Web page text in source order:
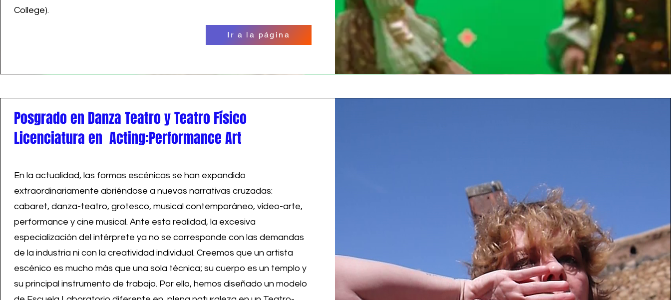
College).
Ir a la página
Posgrado en Danza Teatro y Teatro Físico
Licenciatura en Acting:Performance Art
En la actualidad, las formas escénicas se han expandido
extraordinariamente abriéndose a nuevas narrativas cruzadas:
cabaret, danza-teatro, grotesco, musical contemporáneo, vídeo-arte,
performance y cine musical. Ante esta realidad, la excesiva
especialización del intérprete ya no se corresponde con las demandas
de la industria ni con la creatividad individual. Creemos que un artista
escénico es mucho más que una sola técnica; su cuerpo es un templo y
su principal instrumento de trabajo. Por ello, hemos diseñado un modelo